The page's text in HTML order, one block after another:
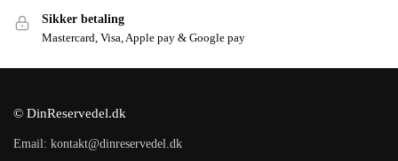
Sikker betaling
Mastercard, Visa, Apple pay & Google pay
© DinReservedel.dk
Email: kontakt@dinreservedel.dk